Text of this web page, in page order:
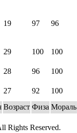
19 97 96
29 100 100
28 96 100
27 92 100
Возраст Физа Мораль
Rights Reserved.